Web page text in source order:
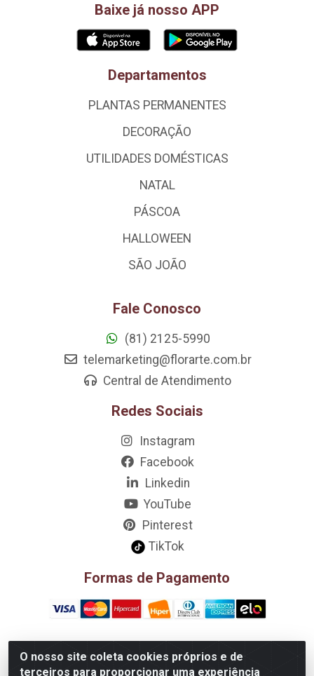
O nosso site coleta cookies próprios e de
terceiros para proporcionar uma experiência
Baixe já nosso APP
Departamentos
PLANTAS PERMANENTES
DECORAÇÃO
UTILIDADES DOMÉSTICAS
NATAL
PÁSCOA
HALLOWEEN
SÃO JOÃO
Fale Conosco
(81) 2125-5990
telemarketing@florarte.com.br
Central de Atendimento
Redes Sociais
Instagram
Facebook
Linkedin
YouTube
Pinterest
TikTok
Formas de Pagamento
D&A Decoração e Ambientação LTDA - Rua Riachão, 807 –